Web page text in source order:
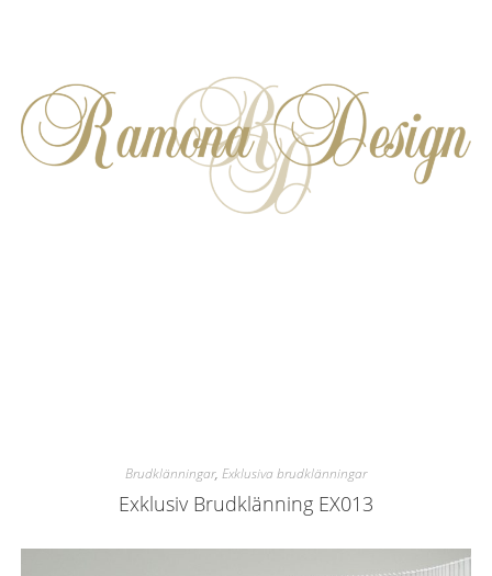
Brudklänningar, Exklusiva brudklänningar
Exklusiv Brudklänning EX013